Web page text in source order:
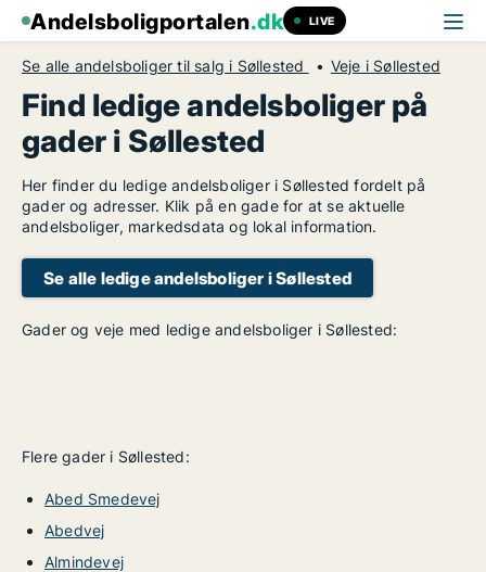
Andelsboligportalen.dk LIVE
Se alle andelsboliger til salg i Søllested Veje i Søllested
Find ledige andelsboliger på
gader i Søllested
Her finder du ledige andelsboliger i Søllested fordelt på
gader og adresser. Klik på en gade for at se aktuelle
andelsboliger, markedsdata og lokal information.
Se alle ledige andelsboliger i Søllested
Gader og veje med ledige andelsboliger i Søllested:
Flere gader i Søllested:
Abed Smedevej
Abedvej
Almindevej